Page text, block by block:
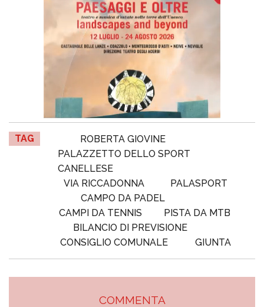
TAG
ROBERTA GIOVINE
PALAZZETTO DELLO SPORT
CANELLESE
VIA RICCADONNA
PALASPORT
CAMPO DA PADEL
CAMPI DA TENNIS
PISTA DA MTB
BILANCIO DI PREVISIONE
CONSIGLIO COMUNALE
GIUNTA
COMMENTA